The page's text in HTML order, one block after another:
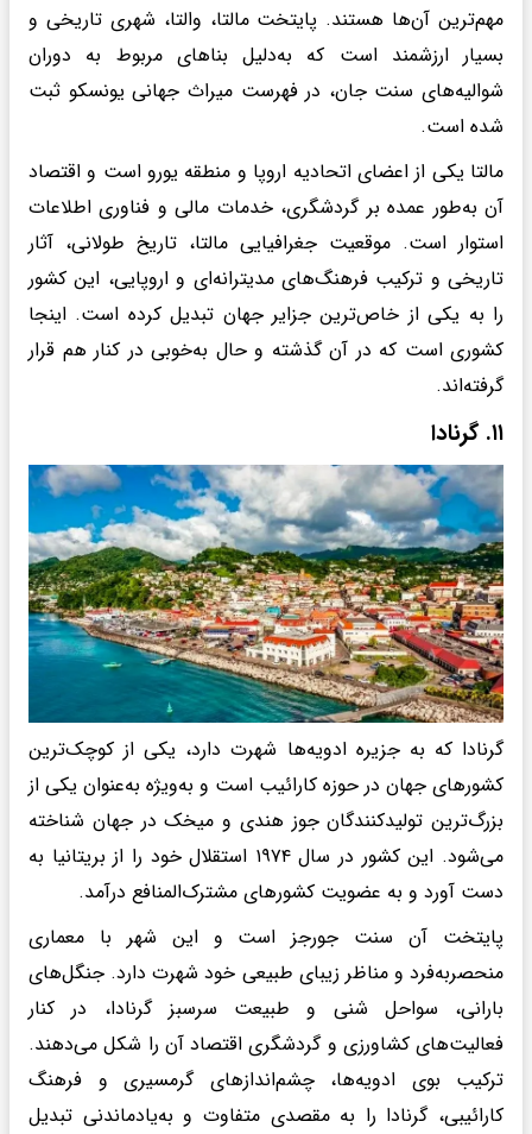
مهم‌ترین آن‌ها هستند. پایتخت مالتا، والتا، شهری تاریخی و
بسیار ارزشمند است که به‌دلیل بناهای مربوط به دوران
شوالیه‌های سنت جان، در فهرست میراث جهانی یونسکو ثبت
شده است.
مالتا یکی از اعضای اتحادیه اروپا و منطقه یورو است و اقتصاد
آن به‌طور عمده بر گردشگری، خدمات مالی و فناوری اطلاعات
استوار است. موقعیت جغرافیایی مالتا، تاریخ طولانی، آثار
تاریخی و ترکیب فرهنگ‌های مدیترانه‌ای و اروپایی، این کشور
را به یکی از خاص‌ترین جزایر جهان تبدیل کرده است. اینجا
کشوری است که در آن گذشته و حال به‌خوبی در کنار هم قرار
گرفته‌اند.
۱۱. گرنادا
گرنادا که به جزیره ادویه‌ها شهرت دارد، یکی از کوچک‌ترین
کشورهای جهان در حوزه کارائیب است و به‌ویژه به‌عنوان یکی از
بزرگ‌ترین تولیدکنندگان جوز هندی و میخک در جهان شناخته
می‌شود. این کشور در سال ۱۹۷۴ استقلال خود را از بریتانیا به
دست آورد و به عضویت کشورهای مشترک‌المنافع درآمد.
پایتخت آن سنت جورجز است و این شهر با معماری
منحصربه‌فرد و مناظر زیبای طبیعی‌ خود شهرت دارد. جنگل‌های
بارانی، سواحل شنی و طبیعت سرسبز گرنادا، در کنار
فعالیت‌های کشاورزی و گردشگری اقتصاد آن را شکل می‌دهند.
ترکیب بوی ادویه‌ها، چشم‌اندازهای گرمسیری و فرهنگ
کارائیبی، گرنادا را به مقصدی متفاوت و به‌یادماندنی تبدیل